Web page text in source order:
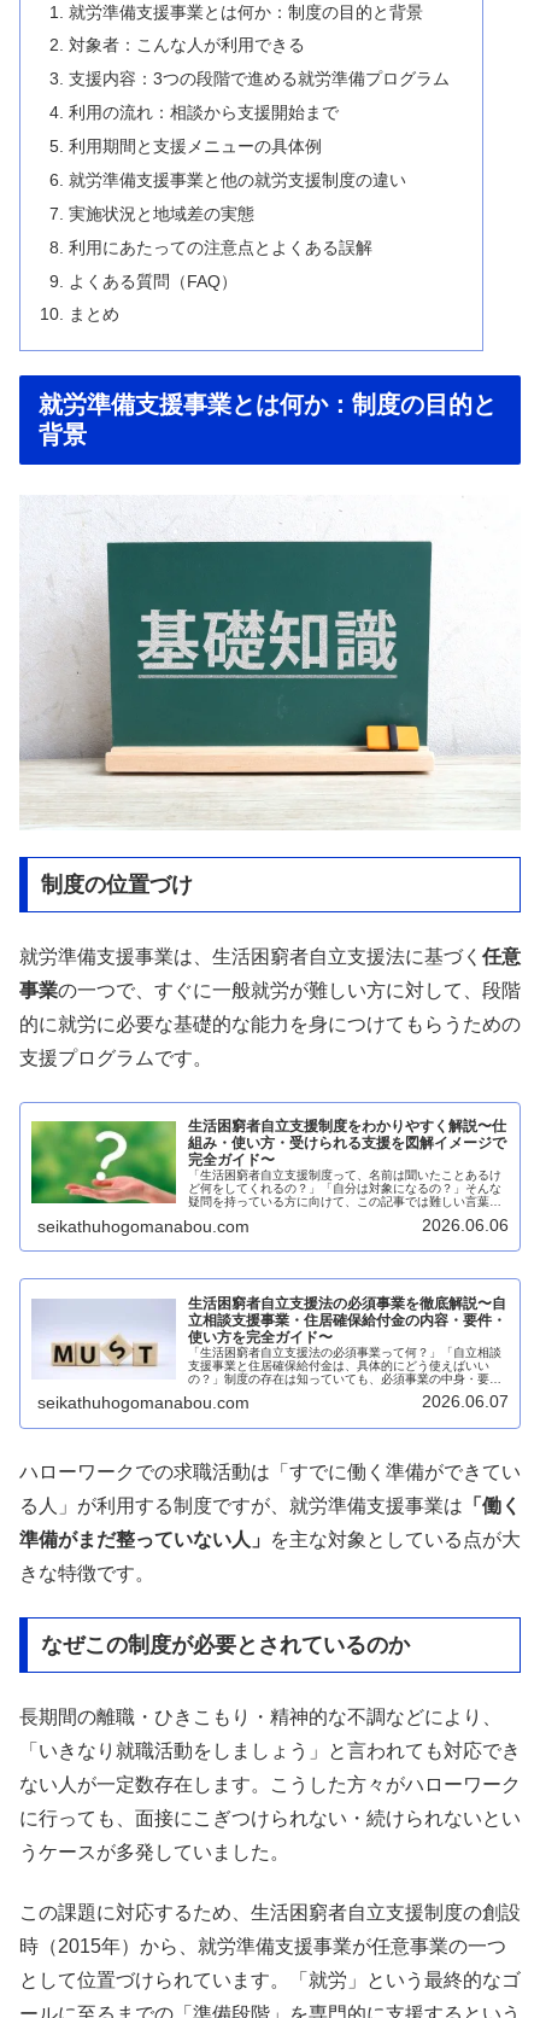
就労準備支援事業とは何か：制度の目的と背景
対象者：こんな人が利用できる
支援内容：3つの段階で進める就労準備プログラム
利用の流れ：相談から支援開始まで
利用期間と支援メニューの具体例
就労準備支援事業と他の就労支援制度の違い
実施状況と地域差の実態
利用にあたっての注意点とよくある誤解
よくある質問（FAQ）
まとめ
就労準備支援事業とは何か：制度の目的と
背景
制度の位置づけ
就労準備支援事業は、生活困窮者自立支援法に基づく 任意
事業の一つで、すぐに一般就労が難しい方に対して、段階
的に就労に必要な基礎的な能力を身につけてもらうための
支援プログラムです。
生活困窮者自立支援制度をわかりやすく解説〜仕
組み・使い方・受けられる支援を図解イメージで
完全ガイド〜
「生活困窮者自立支援制度って、名前は聞いたことあるけ
ど何をしてくれるの？」「自分は対象になるの？」そんな
疑問を持っている方に向けて、この記事では難しい言葉を
役所の窓口に行く前に読んでおくと...
seikathuhogomanabou.com 2026.06.06
生活困窮者自立支援法の必須事業を徹底解説〜自
立相談支援事業・住居確保給付金の内容・要件・
使い方を完全ガイド〜
「生活困窮者自立支援法の必須事業って何？」「自立相談
支援事業と住居確保給付金は、具体的にどう使えばいい
の？」制度の存在は知っていても、必須事業の中身・要
ん。本記事では、生活困窮者自立支援法...
seikathuhogomanabou.com 2026.06.07
ハローワークでの求職活動は「すでに働く準備ができてい
る人」が利用する制度ですが、就労準備支援事業は 「働く
準備がまだ整っていない人」
を主な対象としている点が大
きな特徴です。
なぜこの制度が必要とされているのか
長期間の離職・ひきこもり・精神的な不調などにより、
「いきなり就職活動をしましょう」と言われても対応でき
ない人が一定数存在します。こうした方々がハローワーク
に行っても、面接にこぎつけられない・続けられないとい
うケースが多発していました。
この課題に対応するため、生活困窮者自立支援制度の創設
時（2015年）から、就労準備支援事業が任意事業の一つ
として位置づけられています。「就労」という最終的なゴ
ールに至るまでの「準備段階」を専門的に支援するという